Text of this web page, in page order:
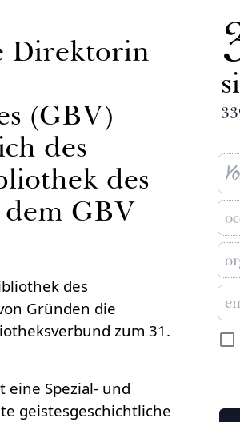
Direktorin
(GBV)
des
des
dem GBV
des
Gründen die
zum 31.
eine Spezial- und
geistesgeschichtliche